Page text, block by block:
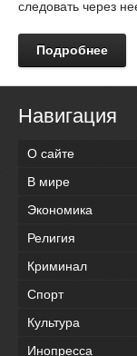
следовать через
Подробнее
Навигация
О сайте
В мире
Экономика
Религия
Криминал
Спорт
Культура
Инопресса